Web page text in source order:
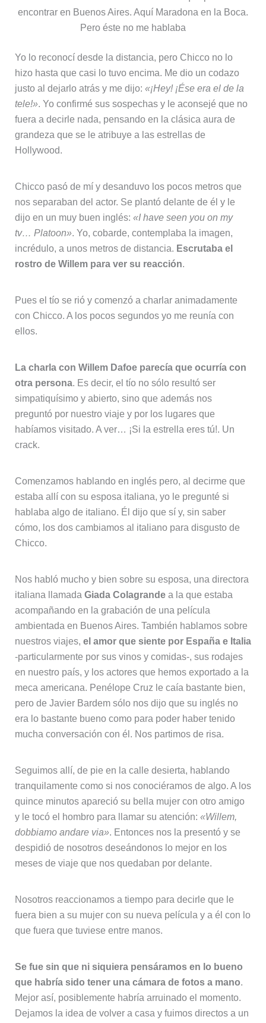
encontrar en Buenos Aires. Aquí Maradona en la Boca.
Pero éste no me hablaba
Yo lo reconocí desde la distancia, pero Chicco no lo
hizo hasta que casi lo tuvo encima. Me dio un codazo
justo al dejarlo atrás y me dijo: «¡Hey! ¡Ése era el de la
tele!». Yo confirmé sus sospechas y le aconsejé que no
fuera a decirle nada, pensando en la clásica aura de
grandeza que se le atribuye a las estrellas de
Hollywood.
Chicco pasó de mí y desanduvo los pocos metros que
nos separaban del actor. Se plantó delante de él y le
dijo en un muy buen inglés: «I have seen you on my
tv… Platoon». Yo, cobarde, contemplaba la imagen,
incrédulo, a unos metros de distancia. Escrutaba el
rostro de Willem para ver su reacción.
Pues el tío se rió y comenzó a charlar animadamente
con Chicco. A los pocos segundos yo me reunía con
ellos.
La charla con Willem Dafoe parecía que ocurría con
otra persona. Es decir, el tío no sólo resultó ser
simpatiquísimo y abierto, sino que además nos
preguntó por nuestro viaje y por los lugares que
habíamos visitado. A ver… ¡Si la estrella eres tú!. Un
crack.
Comenzamos hablando en inglés pero, al decirme que
estaba allí con su esposa italiana, yo le pregunté si
hablaba algo de italiano. Él dijo que sí y, sin saber
cómo, los dos cambiamos al italiano para disgusto de
Chicco.
Nos habló mucho y bien sobre su esposa, una directora
italiana llamada Giada Colagrandea la que estaba
acompañando en la grabación de una película
ambientada en Buenos Aires. También hablamos sobre
nuestros viajes, el amor que siente por España e Italia
-particularmente por sus vinos y comidas-, sus rodajes
en nuestro país, y los actores que hemos exportado a la
meca americana. Penélope Cruz le caía bastante bien,
pero de Javier Bardem sólo nos dijo que su inglés no
era lo bastante bueno como para poder haber tenido
mucha conversación con él. Nos partimos de risa.
Seguimos allí, de pie en la calle desierta, hablando
tranquilamente como si nos conociéramos de algo. A los
quince minutos apareció su bella mujer con otro amigo
y le tocó el hombro para llamar su atención: «Willem,
dobbiamo andare via». Entonces nos la presentó y se
despidió de nosotros deseándonos lo mejor en los
meses de viaje que nos quedaban por delante.
Nosotros reaccionamos a tiempo para decirle que le
fuera bien a su mujer con su nueva película y a él con lo
que fuera que tuviese entre manos.
Se fue sin que ni siquiera pensáramos en lo bueno
que habría sido tener una cámara de fotos a mano.
Mejor así, posiblemente habría arruinado el momento.
Dejamos la idea de volver a casa y fuimos directos a un